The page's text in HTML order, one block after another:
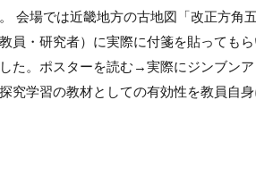
会場では近畿地方の古地図「改正方角
員・研究者）に実際に付箋を貼ってもら
た。ポスターを読む→実際にジンブンア
究学習の教材としての有効性を教員自身